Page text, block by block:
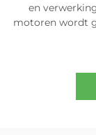
en
motoren wordt